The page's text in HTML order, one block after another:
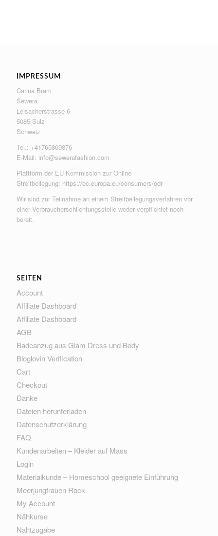
IMPRESSUM
Carina Bräm
Sewera
Leisacherstrasse 6
5085 Sulz
Schweiz
Tel.: +41765869876
E-Mail: info@sewerafashion.com
Plattform der EU-Kommission zur Online-
Streitbeilegung: https://ec.europa.eu/consumers/odr
Wir sind zur Teilnahme an einem Streitbeilegungsverfahren vor
einer Verbraucherschlichtungsstelle weder verpflichtet noch
bereit.
SEITEN
Account
Affiliate Dashboard
Affiliate Dashboard
AGB
Badeanzug aus Glam Dress und Body
Bloglovin Verification
Cart
Checkout
Danke
Dateien herunterladen
Datenschutzerklärung
FAQ
Kundenarbeiten – Kleider auf Mass
Login
Materialkunde – Homeschool geeignete Einführung
Meerjungfrauen Rock
My Account
Nähkurse
Nahtzugabe